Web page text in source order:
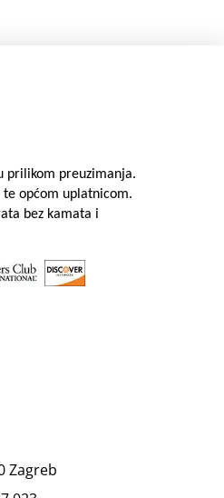
prilikom preuzimanja.
općom uplatnicom.
bez kamata i
Zagreb